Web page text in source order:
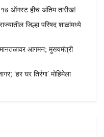
१७ ऑगस्ट हीच अंतिम तारीख!
जिल्हा परिषद शाळांमध्ये
आगमन; मुख्यमंत्री
‘हर घर तिरंगा’ मोहिमेला